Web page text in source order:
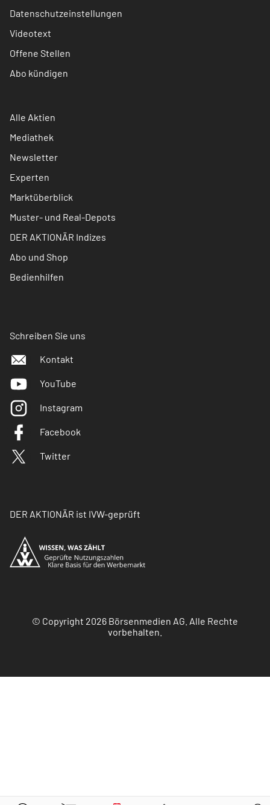
Datenschutzeinstellungen
Videotext
Offene Stellen
Abo kündigen
Alle Aktien
Mediathek
Newsletter
Experten
Marktüberblick
Muster- und Real-Depots
DER AKTIONÄR Indizes
Abo und Shop
Bedienhilfen
Schreiben Sie uns
Kontakt
YouTube
Instagram
Facebook
Twitter
DER AKTIONÄR ist IVW-geprüft
© Copyright 2026 Börsenmedien AG. Alle Rechte
vorbehalten.